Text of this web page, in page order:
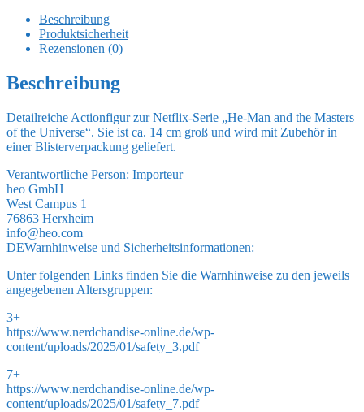
Universe
2022
Trap
14
cm
Menge
Beschreibung
Produktsicherheit
Rezensionen (0)
Beschreibung
Detailreiche Actionfigur zur Netflix-Serie „He-Man and the Masters
of the Universe“. Sie ist ca. 14 cm groß und wird mit Zubehör in
einer Blisterverpackung geliefert.
Verantwortliche Person: Importeur
heo GmbH
West Campus 1
76863 Herxheim
info@heo.com
DEWarnhinweise und Sicherheitsinformationen:
Unter folgenden Links finden Sie die Warnhinweise zu den jeweils
angegebenen Altersgruppen:
3+
https://www.nerdchandise-online.de/wp-
content/uploads/2025/01/safety_3.pdf
7+
https://www.nerdchandise-online.de/wp-
content/uploads/2025/01/safety_7.pdf